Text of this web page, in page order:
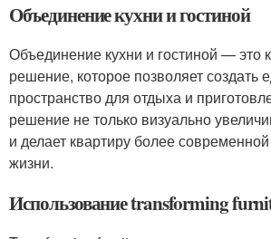
Объединение кухни и гостиной
Объединение кухни и гостиной — это
решение, которое позволяет создать
пространство для отдыха и
решение не только визуально
и делает квартиру более
жизни.
Использование transforming